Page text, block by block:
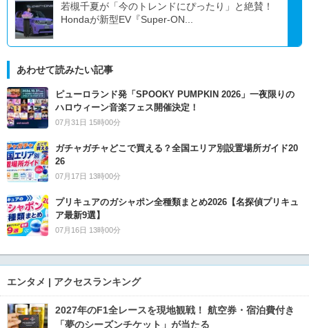
若槻千夏が「今のトレンドにぴったり」と絶賛！
Hondaが新型EV『Super-ON...
あわせて読みたい記事
ピューロランド発「SPOOKY PUMPKIN 2026」一夜限りの
ハロウィーン音楽フェス開催決定！
07月31日 15時00分
ガチャガチャどこで買える？全国エリア別設置場所ガイド20
26
07月17日 13時00分
プリキュアのガシャポン全種類まとめ2026【名探偵プリキュ
ア最新9選】
07月16日 13時00分
エンタメ | アクセスランキング
2027年のF1全レースを現地観戦！ 航空券・宿泊費付き
「夢のシーズンチケット」が当たる